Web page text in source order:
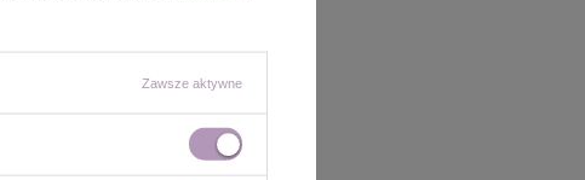
Zawsze aktywne